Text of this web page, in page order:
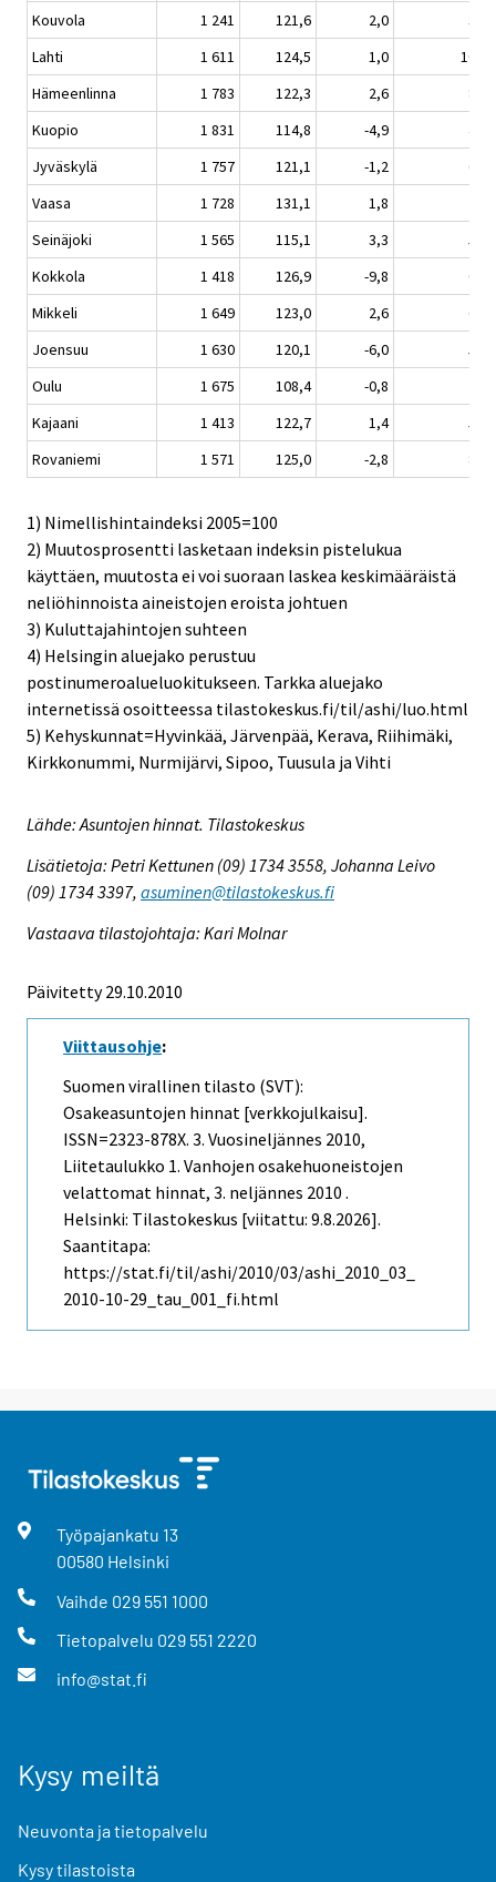
Kouvola 1 241 121,6 2,0
3,7
Lahti
1 611 124,5 1,0
10,6
Hämeenlinna
1 783 122,3 2,6
8,7
Kuopio
1 831 114,8 -4,9
4,6
Jyväskylä
1 757 121,1 -1,2
6,0
Vaasa
1 728 131,1 1,8
Seinäjoki
1 565 115,1 3,3
5,9
Kokkola
1 418 126,9 -9,8
0,2
Mikkeli
1 649 123,0 2,6
6,1
Joensuu
1 630 120,1 -6,0
5,6
Oulu
1 675 108,4 -0,8
Kajaani
1 413 122,7 1,4
5,4
Rovaniemi
1 571 125,0 -2,8 8,6
1) Nimellishintaindeksi 2005=100
2) Muutosprosentti lasketaan indeksin pistelukua
käyttäen, muutosta ei voi suoraan laskea keskimääräistä
neliöhinnoista aineistojen eroista johtuen
3) Kuluttajahintojen suhteen
4) Helsingin aluejako perustuu
postinumeroalueluokitukseen. Tarkka aluejako
internetissä osoitteessa tilastokeskus.fi/til/ashi/luo.html
5) Kehyskunnat=Hyvinkää, Järvenpää, Kerava, Riihimäki,
Kirkkonummi, Nurmijärvi, Sipoo, Tuusula ja Vihti
Lähde: Asuntojen hinnat. Tilastokeskus
Lisätietoja: Petri Kettunen (09) 1734 3558, Johanna Leivo
(09) 1734 3397, asuminen@tilastokeskus.fi
Vastaava tilastojohtaja: Kari Molnar
Päivitetty 29.10.2010
Viittausohje:
Suomen virallinen tilasto (SVT):
Osakeasuntojen hinnat [verkkojulkaisu].
ISSN=2323-878X. 3. Vuosineljännes 2010,
Liitetaulukko 1. Vanhojen osakehuoneistojen
velattomat hinnat, 3. neljännes 2010 .
Helsinki: Tilastokeskus [viitattu: 9.8.2026].
Saantitapa:
https://stat.fi/til/ashi/2010/03/ashi_2010_03_
2010-10-29_tau_001_fi.html
Työpajankatu 13
00580 Helsinki
Vaihde 029 551 1000
Tietopalvelu 029 551 2220
info@stat.fi
Kysy meiltä
Neuvonta ja tietopalvelu
Kysy tilastoista